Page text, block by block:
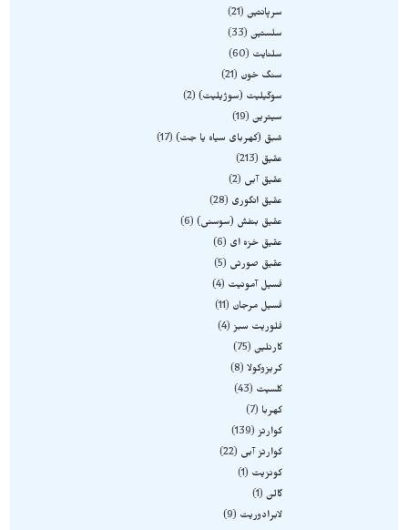
سرپانتین 21
سلستین 33
سلنایت
60
سنگ خون
21
سوگیلیت (سوژیلیت) 2
سیترین 19
شبق (کهربای سیاه یا جت) 17
عقیق
213
عقیق آبی
2
عقیق انگوری
28
عقیق بنفش (سوسنی) 6
عقیق خزه ای
6
عقیق صورتی
5
فسیل آمونیت
4
فسیل مرجان
11
فلوریت سبز 4
کارنلین 75
کریزوکولا 8
کلسیت
43
کهربا
7
کوارتز 139
کوارتز آبی
22
کونزیت
1
گالن 1
لابرادوریت
9